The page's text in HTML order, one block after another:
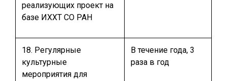
реализующих проект на
базе ИХХТ СО РАН
18. Регулярные
культурные
мероприятия для
В течение года, 3
раза в год